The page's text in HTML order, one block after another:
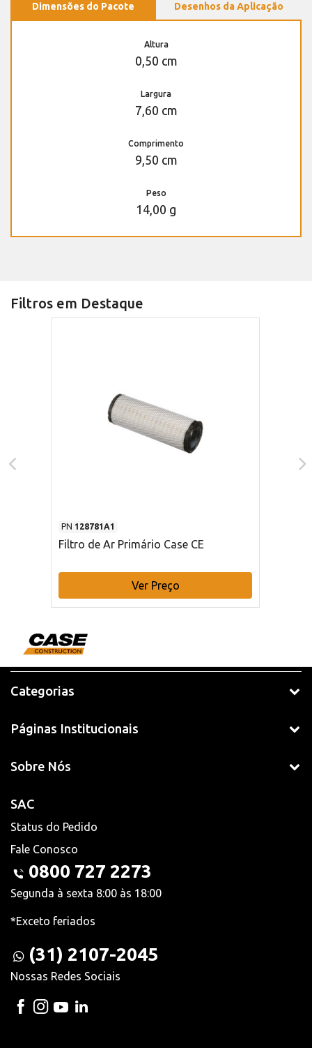
Dimensões do Pacote Desenhos da Aplicação
Altura
0,50 cm
Largura
7,60 cm
Comprimento
9,50 cm
Peso
14,00 g
Filtros em Destaque
PN 128781A1
Filtro de Ar Primário Case CE
Ver Preço
Categorias
Páginas Institucionais
Sobre Nós
SAC
Status do Pedido
Fale Conosco
0800 727 2273
Segunda à sexta 8:00 às 18:00
*Exceto feriados
(31) 2107-2045
Nossas Redes Sociais